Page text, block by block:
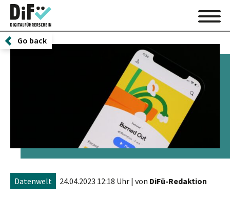
Go back
Datenwelt 24.04.2023 12:18 Uhr | von DiFü-Redaktion